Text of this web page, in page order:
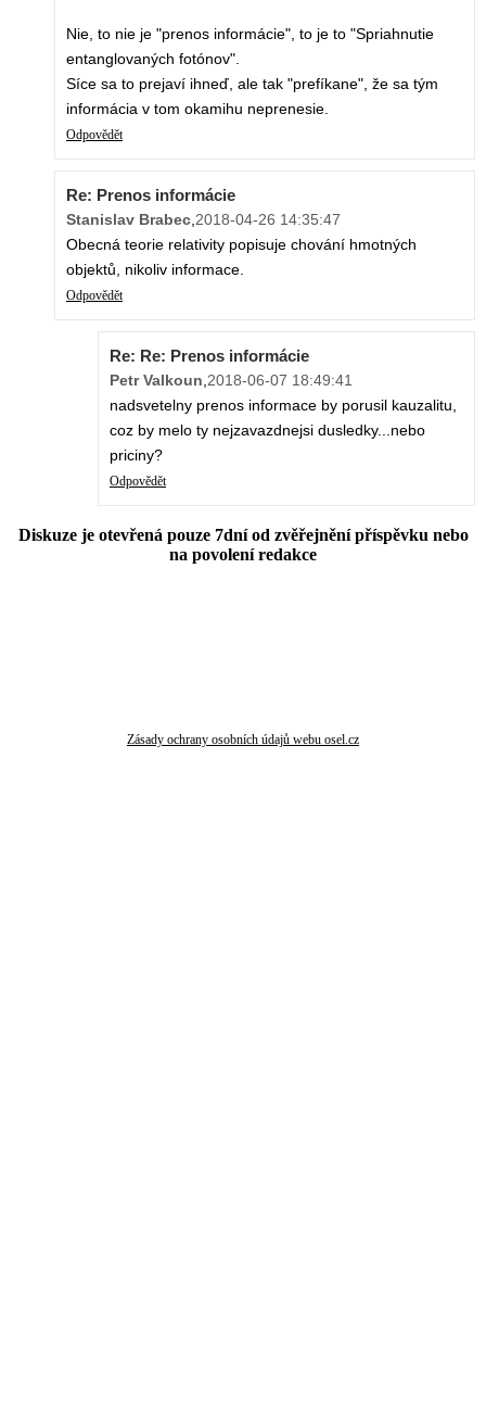
Nie, to nie je "prenos informácie", to je to "Spriahnutie
entanglovaných fotónov".
Síce sa to prejaví ihneď, ale tak "prefíkane", že sa tým
informácia v tom okamihu neprenesie.
Odpovědět
Re: Prenos informácie
Stanislav Brabec,2018-04-26 14:35:47
Obecná teorie relativity popisuje chování hmotných
objektů, nikoliv informace.
Odpovědět
Re: Re: Prenos informácie
Petr Valkoun,2018-06-07 18:49:41
nadsvetelny prenos informace by porusil kauzalitu,
coz by melo ty nejzavazdnejsi dusledky...nebo
priciny?
Odpovědět
Diskuze je otevřená pouze 7dní od zvěřejnění příspěvku nebo
na povolení redakce
Zásady ochrany osobních údajů webu osel.cz